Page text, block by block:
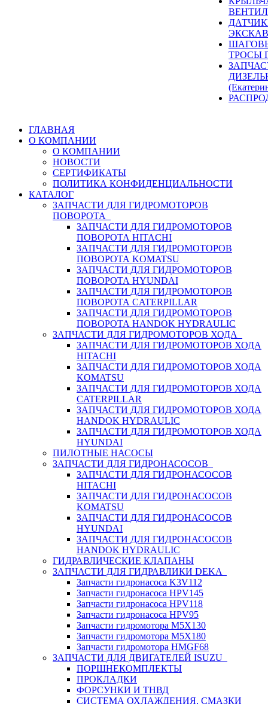
ТРОСЫ
ГЛАВНАЯ
О КОМПАНИИ
О КОМПАНИИ
НОВОСТИ
СЕРТИФИКАТЫ
ПОЛИТИКА КОНФИДЕНЦИАЛЬНОСТИ
КАТАЛОГ
ЗАПЧАСТИ ДЛЯ ГИДРОМОТОРОВ
ПОВОРОТА
ЗАПЧАСТИ ДЛЯ ГИДРОМОТОРОВ
ПОВОРОТА HITACHI
ЗАПЧАСТИ ДЛЯ ГИДРОМОТОРОВ
ПОВОРОТА KOMATSU
ЗАПЧАСТИ ДЛЯ ГИДРОМОТОРОВ
ПОВОРОТА HYUNDAI
ЗАПЧАСТИ ДЛЯ ГИДРОМОТОРОВ
ПОВОРОТА CATERPILLAR
ЗАПЧАСТИ ДЛЯ ГИДРОМОТОРОВ
ПОВОРОТА HANDOK HYDRAULIC
ЗАПЧАСТИ ДЛЯ ГИДРОМОТОРОВ ХОДА
ЗАПЧАСТИ ДЛЯ ГИДРОМОТОРОВ ХОДА
HITACHI
ЗАПЧАСТИ ДЛЯ ГИДРОМОТОРОВ ХОДА
KOMATSU
ЗАПЧАСТИ ДЛЯ ГИДРОМОТОРОВ ХОДА
CATERPILLAR
ЗАПЧАСТИ ДЛЯ ГИДРОМОТОРОВ ХОДА
HANDOK HYDRAULIC
ЗАПЧАСТИ ДЛЯ ГИДРОМОТОРОВ ХОДА
HYUNDAI
ПИЛОТНЫЕ НАСОСЫ
ЗАПЧАСТИ ДЛЯ ГИДРОНАСОСОВ
ЗАПЧАСТИ ДЛЯ ГИДРОНАСОСОВ
HITACHI
ЗАПЧАСТИ ДЛЯ ГИДРОНАСОСОВ
KOMATSU
ЗАПЧАСТИ ДЛЯ ГИДРОНАСОСОВ
HYUNDAI
ЗАПЧАСТИ ДЛЯ ГИДРОНАСОСОВ
HANDOK HYDRAULIC
ГИДРАВЛИЧЕСКИЕ КЛАПАНЫ
ЗАПЧАСТИ ДЛЯ ГИДРАВЛИКИ DEKA
Запчасти гидронасоса K3V112
Запчасти гидронасоса HPV145
Запчасти гидронасоса HPV118
Запчасти гидронасоса HPV95
Запчасти гидромотора M5X130
Запчасти гидромотора M5X180
Запчасти гидромотора HMGF68
ЗАПЧАСТИ ДЛЯ ДВИГАТЕЛЕЙ ISUZU
ПОРШНЕКОМПЛЕКТЫ
ПРОКЛАДКИ
ФОРСУНКИ И ТНВД
СИСТЕМА ОХЛАЖДЕНИЯ, СМАЗКИ